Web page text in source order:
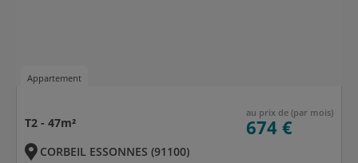
Appartement
T2 - 47m²
au prix de (par mois)
674 €
CORBEIL ESSONNES (91100)